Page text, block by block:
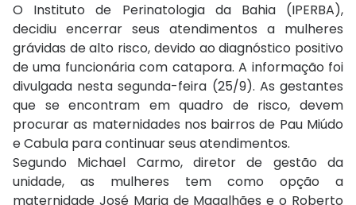
O Instituto de Perinatologia da Bahia (IPERBA),
decidiu encerrar seus atendimentos a mulheres
grávidas de alto risco, devido ao diagnóstico positivo
de uma funcionária com catapora. A informação foi
divulgada nesta segunda-feira (25/9). As gestantes
que se encontram em quadro de risco, devem
procurar as maternidades nos bairros de Pau Miúdo
e Cabula para continuar seus atendimentos.
Segundo Michael Carmo, diretor de gestão da
unidade, as mulheres tem como opção a
maternidade José Maria de Magalhães e o Roberto